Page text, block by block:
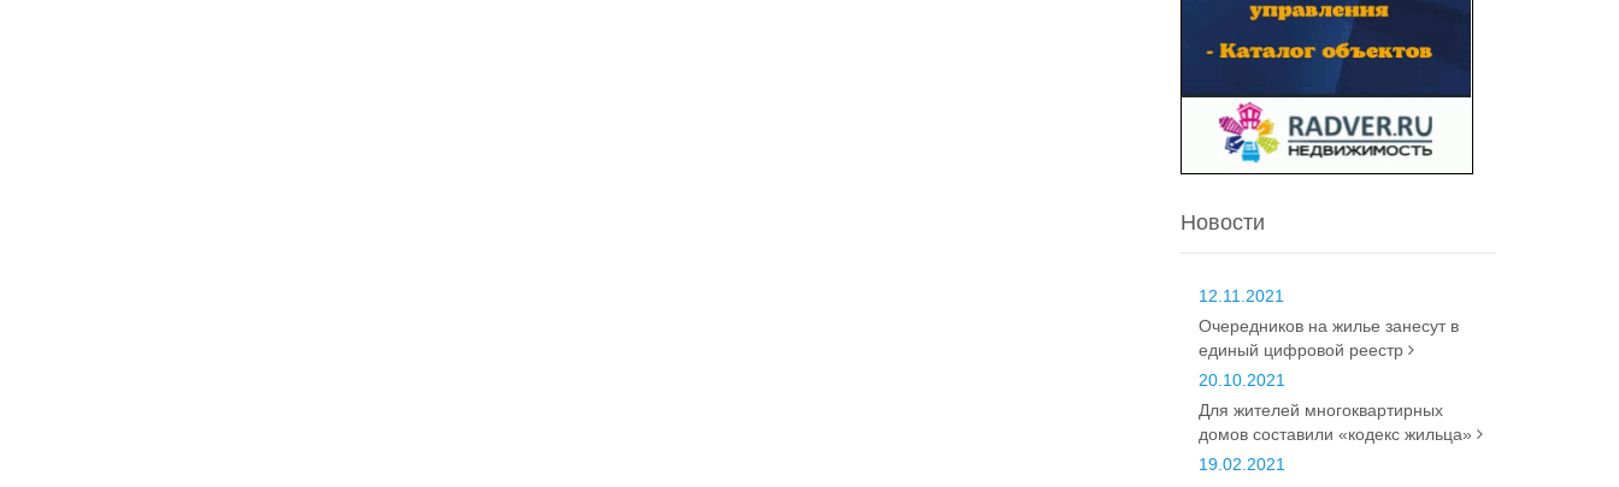
Новости
12.11.2021
Очередников на жилье занесут в
единый цифровой реестр
20.10.2021
Для жителей многоквартирных
домов составили «кодекс жильца»
19.02.2021